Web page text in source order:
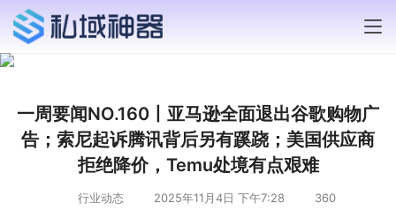
一周要闻NO.160丨亚马逊全面退出谷歌购物广
告；索尼起诉腾讯背后另有蹊跷；美国供应商
拒绝降价，Temu处境有点艰难
行业动态 2025年11月4日 下午7:28 360